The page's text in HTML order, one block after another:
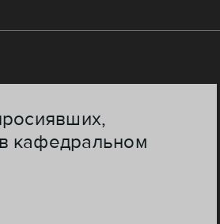
кафедральном